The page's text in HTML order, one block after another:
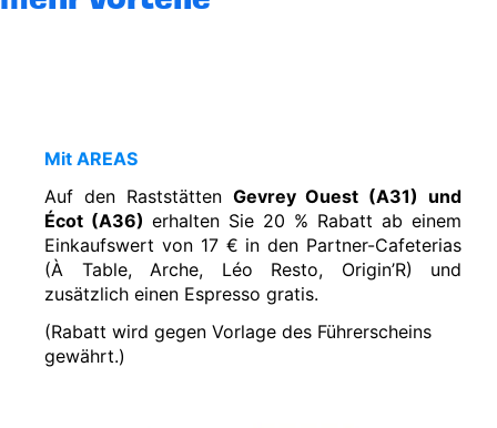
Mit AREAS
Auf den Raststätten Gevrey Ouest (A31) und
Écot (A36) erhalten Sie 20 % Rabatt ab einem
Einkaufswert von 17 € in den Partner-Cafeterias
(À Table, Arche, Léo Resto, Origin’R) und
zusätzlich einen Espresso gratis.
(Rabatt wird gegen Vorlage des Führerscheins
gewährt.)